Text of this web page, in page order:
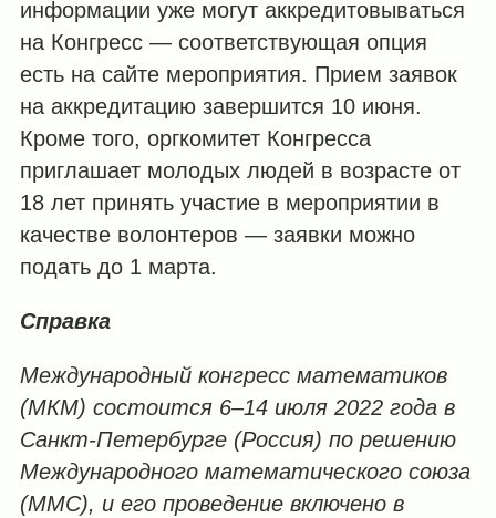
информации уже могут аккредитовываться
на Конгресс — соответствующая опция
есть на сайте мероприятия. Прием заявок
на аккредитацию завершится 10 июня.
Кроме того, оргкомитет Конгресса
приглашает молодых людей в возрасте от
18 лет принять участие в мероприятии в
качестве волонтеров — заявки можно
подать до 1 марта.
Справка
Международный конгресс математиков
(МКМ) состоится 6–14 июля 2022 года в
Санкт-Петербурге (Россия) по решению
Международного математического союза
(ММС), и его проведение включено в